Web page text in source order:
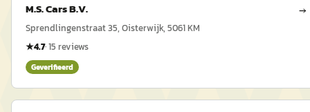
M.S. Cars B.V. →
Sprendlingenstraat 35, Oisterwijk, 5061 KM
★4.7·15 reviews
Geverifieerd